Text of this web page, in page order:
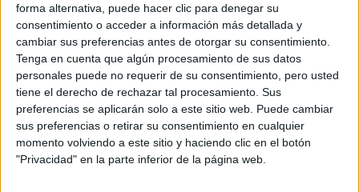
forma alternativa, puede hacer clic para denegar su
consentimiento o acceder a información más detallada y
cambiar sus preferencias antes de otorgar su consentimiento.
Tenga en cuenta que algún procesamiento de sus datos
personales puede no requerir de su consentimiento, pero usted
tiene el derecho de rechazar tal procesamiento. Sus
preferencias se aplicarán solo a este sitio web. Puede cambiar
sus preferencias o retirar su consentimiento en cualquier
momento volviendo a este sitio y haciendo clic en el botón
"Privacidad" en la parte inferior de la página web.
1 comentario
Finanzas/ade/economia o
matemáticas
mel2828 02/11/2024
Buenas foreros, soy un estudiante de 2° de Bachillerato y en
unos meses tendré que elegir carrera